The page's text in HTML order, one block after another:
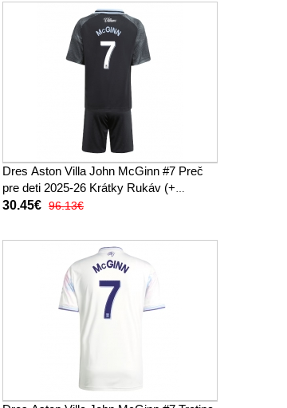
Dres Aston Villa John McGinn #7 Preč
pre deti 2025-26 Krátky Rukáv (+
trenírky)
30.45€ 96.13€